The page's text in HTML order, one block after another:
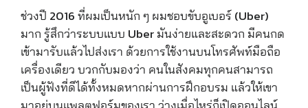
ช่วงปี 2016 ที่ผมเป็นหนัก ๆ ผมชอบขับอูเบอร์ (Uber)
มากรู้สึกว่าระบบแบบ Uberมันง่ายและสะดวก มีคนกด
เข้ามารับแล้วไปส่งเรา ด้วยการใช้งานบนโทรศัพท์มือถือ
เครื่องเดียว บวกกับมองว่า คนในสังคมทุกคนสามารถ
เป็นผู้ฟังที่ดีได้ทั้งหมดหากผ่านการฝึกอบรม แล้วให้เขา